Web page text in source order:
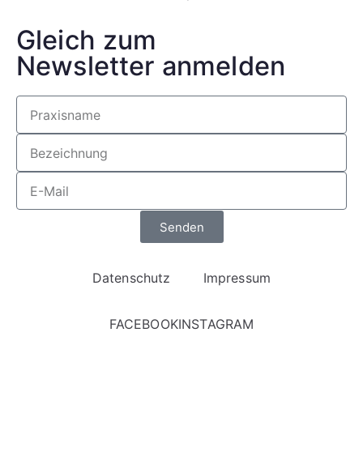
Gleich zum
Newsletter anmelden
Senden
Datenschutz Impressum
FACEBOOKINSTAGRAM